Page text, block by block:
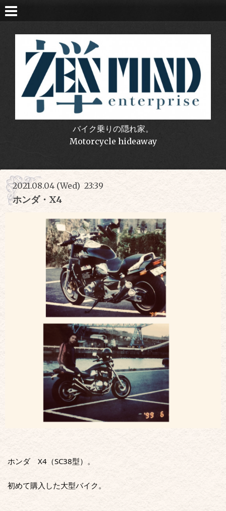
バイク乗りの隠れ家。
Motorcycle hideaway
2021.08.04 (Wed) 23:39
ホンダ・X4
ホンダ　X4（SC38型）。
初めて購入した大型バイク。